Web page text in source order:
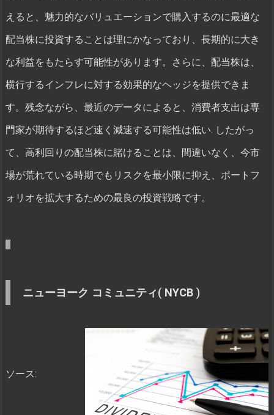
えると、魅力的なバリュエーションで購入するのに最適な
配当株に投資することは理にかなっており、長期的に大き
な利益をもたらす可能性があります。さらに、配当株は、
横行するインフレに対する効果的なヘッジを提供できま
す。残念ながら、最近のデータによると、消費者支出は専
門家が期待するほど速く減速する可能性は低い. したがっ
て、高利回りの配当株に賭けることは、間違いなく、今市
場が荒れている時期でもリスクを最小限に抑え、ポートフ
ォリオを拡大するための最良の投資戦略です。
ニューヨーク コミュニティ( NYCB )
ソース: